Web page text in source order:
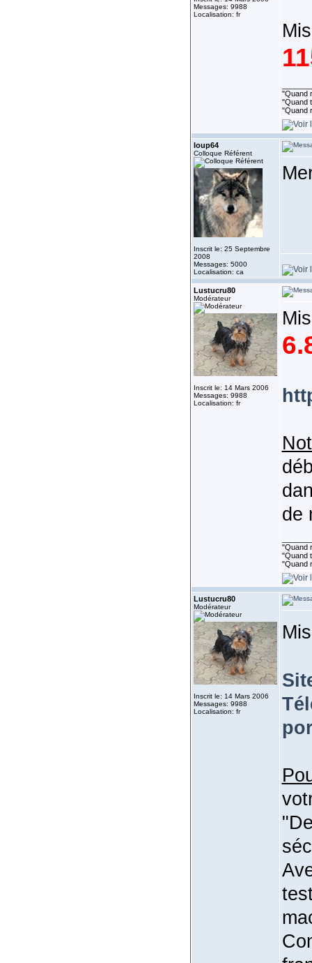
Messages: 9988
Localisation: fr
"Quand
"Quand
"Quand
loup64
Colloque Référent
Inscrit le: 25 Septembre
2008
Messages: 5000
Localisation: ca
Lustucru80
Modérateur
Inscrit le: 14 Mars 2006
Messages: 9988
Localisation: fr
de
"Quand
"Quand
"Quand
Lustucru80
Modérateur
Inscrit le: 14 Mars 2006
Messages: 9988
Localisation: fr